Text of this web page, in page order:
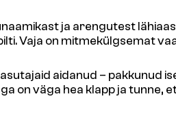
ja arengutest
Vaja on mitmekülgsemat
aidanud – pakkunud
on väga hea klapp ja tunne,